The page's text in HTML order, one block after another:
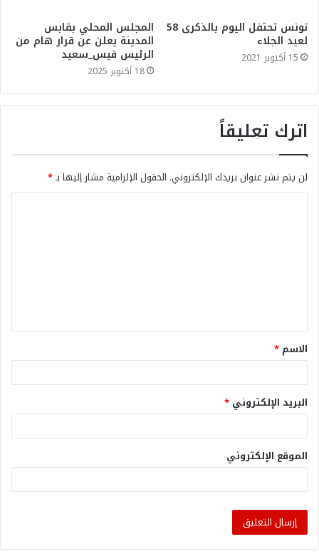
تونس تحتفل اليوم بالذكرى 58
لعيد الجلاء
15 أكتوبر 2021
المجلس المحلي بقابس
المدينة يعلن عن قرار هام من
الرئيس قيس_سعيد
18 أكتوبر 2025
اترك تعليقاً
لن يتم نشر عنوان بريدك الإلكتروني. الحقول الإلزامية مشار إليها بـ*
الاسم *
البريد الإلكتروني *
الموقع الإلكتروني